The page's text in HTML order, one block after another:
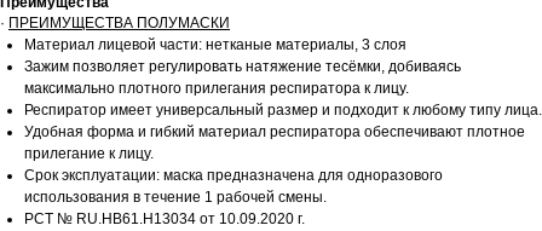
· ПРЕИМУЩЕСТВА ПОЛУМАСКИ
Материал лицевой части: нетканые материалы, 3 слоя
Зажим позволяет регулировать натяжение тесёмки, добиваясь
максимально плотного прилегания респиратора к лицу.
Респиратор имеет универсальный размер и подходит к любому типу лица.
Удобная форма и гибкий материал респиратора обеспечивают плотное
прилегание к лицу.
Срок эксплуатации: маска предназначена для одноразового
использования в течение 1 рабочей смены.
РСТ № RU.HB61.H13034 от 10.09.2020 г.